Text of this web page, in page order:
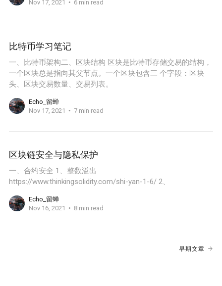
Nov 17, 2021
6 min read
比特币学习笔记
一、比特币架构二、区块结构 区块是比特币存储交易的结构，
一个区块总是指向其父节点。一个区块包含三 个字段：区块
头、区块交易数量、交易列表。
Echo_留蝉
Nov 17, 2021
7 min read
区块链安全与隐私保护
一、合约安全 1、整数溢出
https://www.thinkingsolidity.com/shi-yan-1-6/ 2、
Echo_留蝉
Nov 16, 2021
8 min read
早期文章